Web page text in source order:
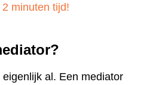
minuten tijd!
al. Een mediator